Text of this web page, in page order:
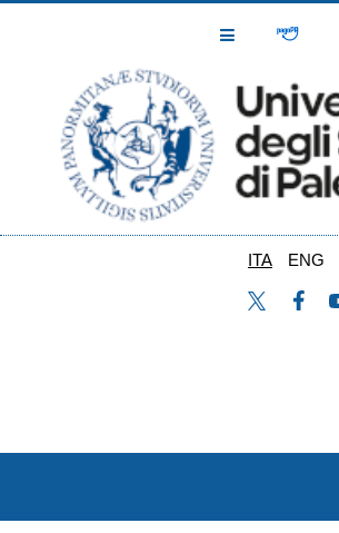
Toggle
ITA ENG